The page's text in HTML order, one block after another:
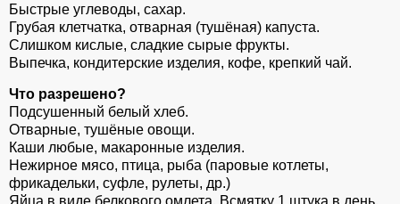
Быстрые углеводы, сахар.
Грубая клетчатка, отварная (тушёная) капуста.
Слишком кислые, сладкие сырые фрукты.
Выпечка, кондитерские изделия, кофе, крепкий чай.
Что разрешено?
Подсушенный белый хлеб.
Отварные, тушёные овощи.
Каши любые, макаронные изделия.
Нежирное мясо, птица, рыба (паровые котлеты,
фрикадельки, суфле, рулеты, др.)
Яйца в виде белкового омлета. Всмятку 1 штука в день.